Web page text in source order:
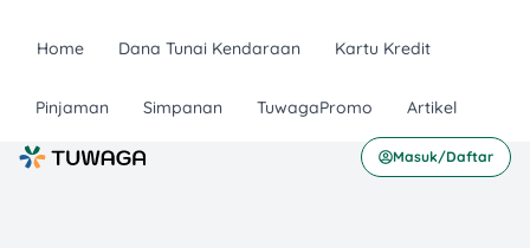
Home Dana Tunai Kendaraan Kartu Kredit
Pinjaman Simpanan TuwagaPromo Artikel
Masuk/Daftar